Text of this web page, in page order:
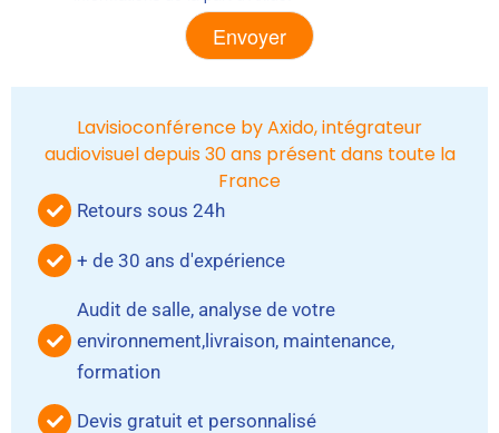
Lavisioconférence by Axido, intégrateur
audiovisuel depuis 30 ans présent dans toute la
France
Retours sous 24h
+ de 30 ans d'expérience
Audit de salle, analyse de votre
environnement,livraison, maintenance,
formation
Devis gratuit et personnalisé